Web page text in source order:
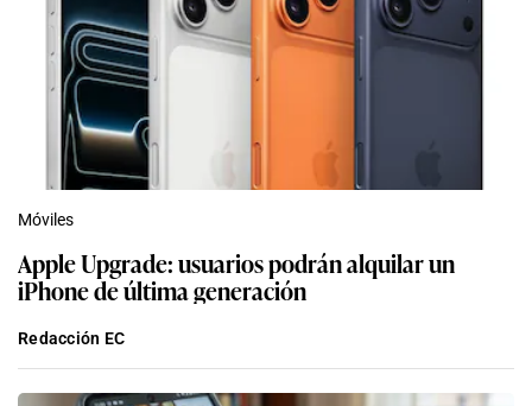
Móviles
Apple Upgrade: usuarios podrán alquilar un
iPhone de última generación
Redacción EC